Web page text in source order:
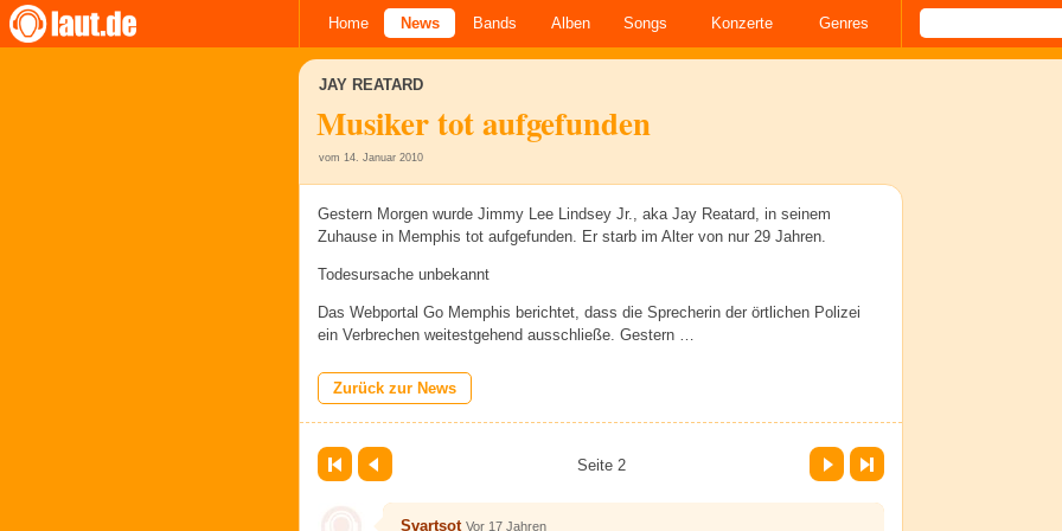
Home News Bands Alben Songs Konzerte Genres
JAY REATARD
Musiker tot aufgefunden
vom 14. Januar 2010
Gestern Morgen wurde Jimmy Lee Lindsey Jr., aka Jay Reatard, in seinem
Zuhause in Memphis tot aufgefunden. Er starb im Alter von nur 29 Jahren.
Todesursache unbekannt
Das Webportal Go Memphis berichtet, dass die Sprecherin der örtlichen Polizei
ein Verbrechen weitestgehend ausschließe. Gestern …
Zurück zur News
Seite 2
Vor Letzte Seite
Svartsot Vor 17 Jahren